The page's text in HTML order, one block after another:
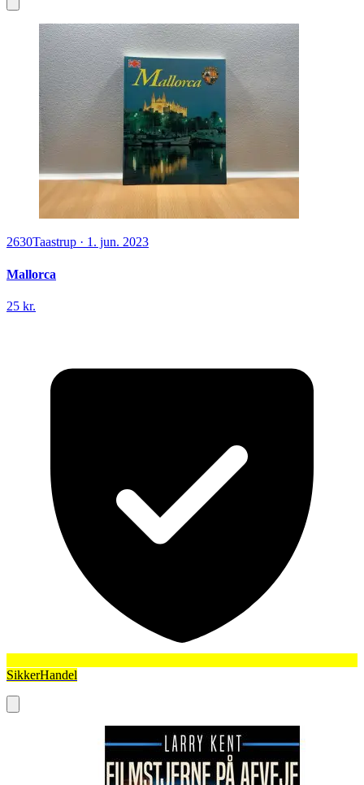
2630Taastrup · 1. jun. 2023
Mallorca
25 kr.
SikkerHandel